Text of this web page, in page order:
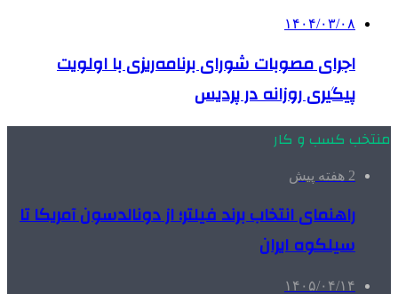
۱۴۰۴/۰۳/۰۸
اجرای مصوبات شورای برنامه‌ریزی با اولویت
پیگیری روزانه در پردیس
منتخب کسب و کار
2 هفته پیش
راهنمای انتخاب برند فیلتر؛ از دونالدسون آمریکا تا
سیلکوه ایران
۱۴۰۵/۰۴/۱۴